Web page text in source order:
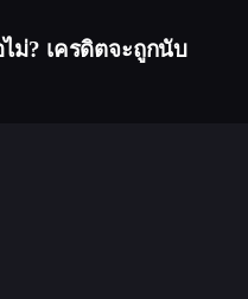
ม่? เครดิตจะถูกนับ